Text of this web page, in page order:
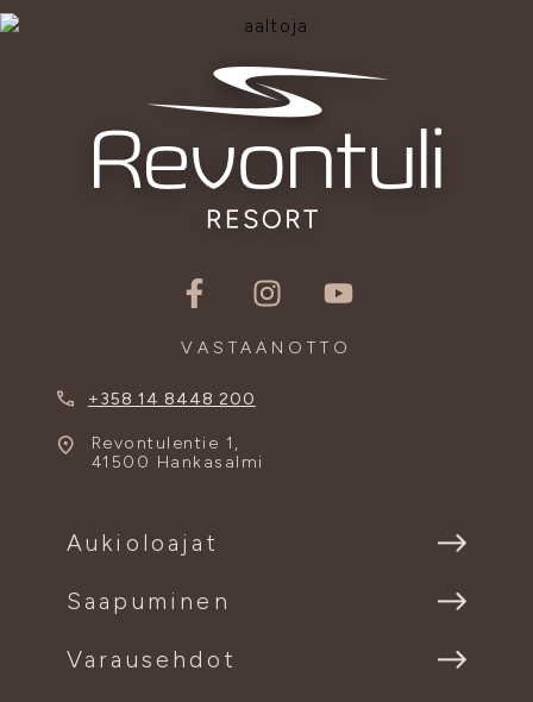
VASTAANOTTO
+358 14 8448 200
Revontulentie 1,
41500 Hankasalmi
Aukioloajat
Saapuminen
Varausehdot